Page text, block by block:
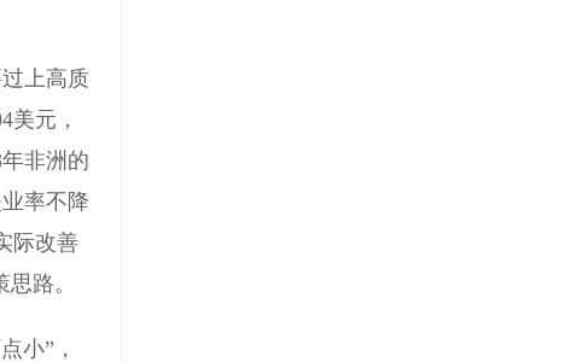
上高质
美元，
非洲的
率不降
际改善
路。
小”，